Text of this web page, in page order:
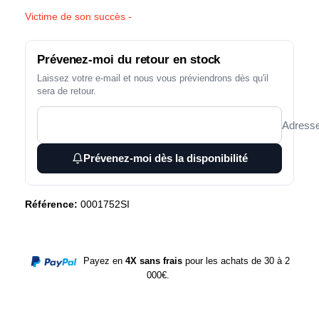
Victime de son succès -
Prévenez-moi du retour en stock
Laissez votre e-mail et nous vous préviendrons dès qu'il
sera de retour.
Prévenez-moi dès la disponibilité
Référence: 0001752SI
Payez en 4X sans fraispour les achats de 30 à 2
000€.